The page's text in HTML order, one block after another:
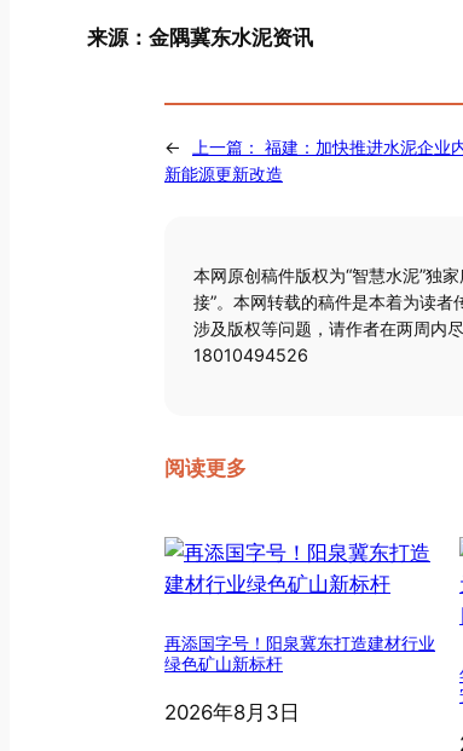
来源：金隅冀东水泥资讯
← 上一篇： 福建：加快推进水泥企业
新能源更新改造
本网原创稿件版权为“智慧水泥”独
接”。本网转载的稿件是本着为读
涉及版权等问题，请作者在两周内
18010494526
阅读更多
再添国字号！阳泉冀东打造建材行业
绿色矿山新标杆
2026年8月3日